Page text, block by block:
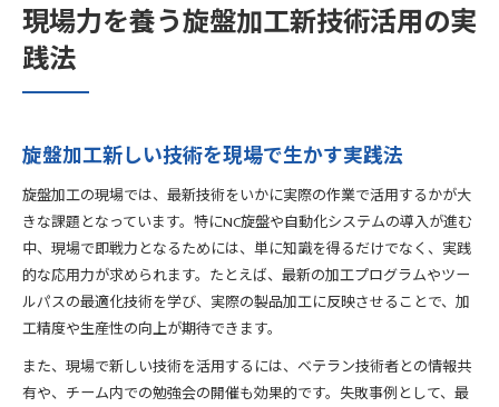
現場力を養う旋盤加工新技術活用の実
践法
旋盤加工新しい技術を現場で生かす実践法
旋盤加工の現場では、最新技術をいかに実際の作業で活用するかが大
きな課題となっています。特にNC旋盤や自動化システムの導入が進む
中、現場で即戦力となるためには、単に知識を得るだけでなく、実践
的な応用力が求められます。たとえば、最新の加工プログラムやツー
ルパスの最適化技術を学び、実際の製品加工に反映させることで、加
工精度や生産性の向上が期待できます。
また、現場で新しい技術を活用するには、ベテラン技術者との情報共
有や、チーム内での勉強会の開催も効果的です。失敗事例として、最